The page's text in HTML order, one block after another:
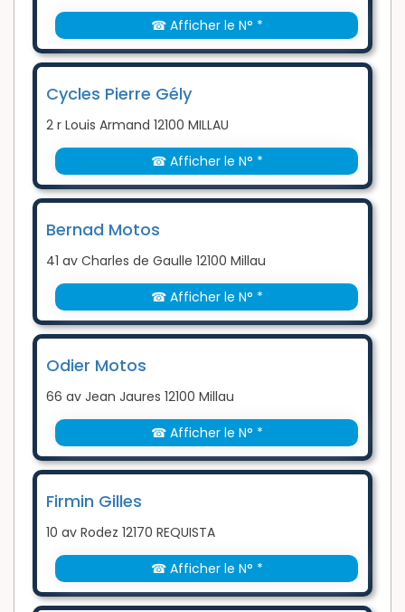
☎ Afficher le N° *
Cycles Pierre Gély
2 r Louis Armand 12100 MILLAU
☎ Afficher le N° *
Bernad Motos
41 av Charles de Gaulle 12100 Millau
☎ Afficher le N° *
Odier Motos
66 av Jean Jaures 12100 Millau
☎ Afficher le N° *
Firmin Gilles
10 av Rodez 12170 REQUISTA
☎ Afficher le N° *